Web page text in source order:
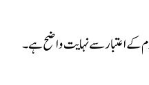
کے اعتبار سے نہایت واضح ہے۔